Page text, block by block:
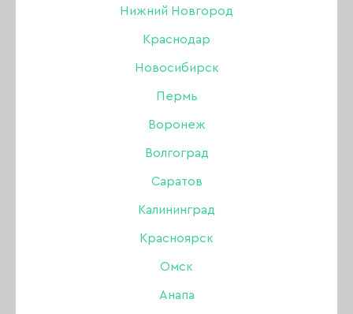
Нижний Новгород
Краснодар
Новосибирск
Пермь
Воронеж
Волгоград
Саратов
Калининград
Красноярск
Омск
Анапа
Фотофон Розовый